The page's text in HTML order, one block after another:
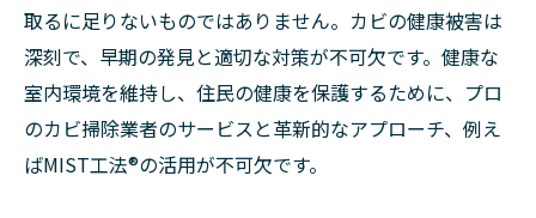
取るに足りないものではありません。カビの健康被害は
深刻で、早期の発見と適切な対策が不可欠です。健康な
室内環境を維持し、住民の健康を保護するために、プロ
のカビ掃除業者のサービスと革新的なアプローチ、例え
ばMIST工法®の活用が不可欠です。